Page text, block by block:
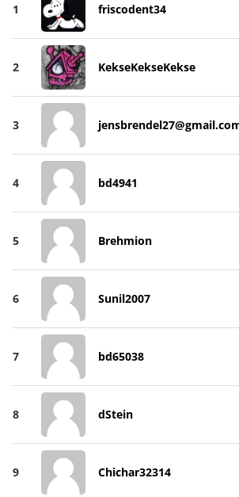
1 friscodent34
2 KekseKekseKekse
3
4 bd4941
5 Brehmion
6 Sunil2007
7 bd65038
8 dStein
9 Chichar32314